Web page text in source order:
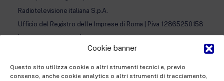
Cookie banner
Questo sito utilizza cookie o altri strumenti tecnici e, previo
consenso, anche cookie analytics o altri strumenti di tracciamento,
Radiotelevisione italiana S.p.A.
Ufficio del Registro delle Imprese di Roma | P.iva 12865250158
| REA n. RM- 949207 | © Rai Com 2026 - Tutti i diritti riservati